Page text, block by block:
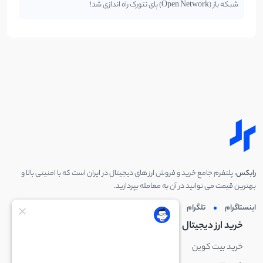
شبکه باز (Open Network) پای نتورک راه اندازی شد!
رابکس، پلتفرم جامع خرید و فروش ارز های دیجیتال در ایران است که با امنیتی بالا و
بهترین قیمت می توانید در آن به معامله بپردازید.
اینستاگرام
تلگرام توئیتر
خرید ارز دیجیتال
خرید بیت کوین